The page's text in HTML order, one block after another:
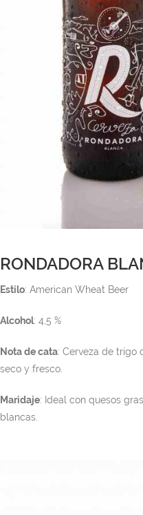
RONDADORA
Estilo: American Wheat Beer
Alcohol: 4,5 %
Nota de cata: Cerveza de trigo
seco y fresco.
Maridaje: Ideal con quesos
blancas.